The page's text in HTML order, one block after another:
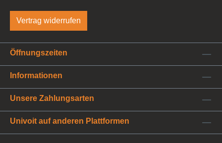
Vertrag widerrufen
Öffnungszeiten
Informationen
Unsere Zahlungsarten
Univoit auf anderen Plattformen